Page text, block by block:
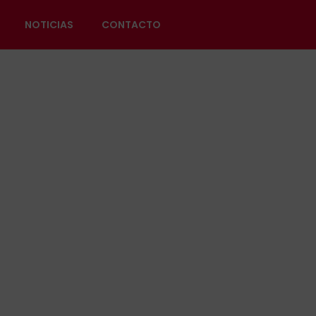
NOTICIAS CONTACTO